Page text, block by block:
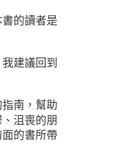
的讀者是
建議回到
南，幫助
沮喪的朋
的書所帶